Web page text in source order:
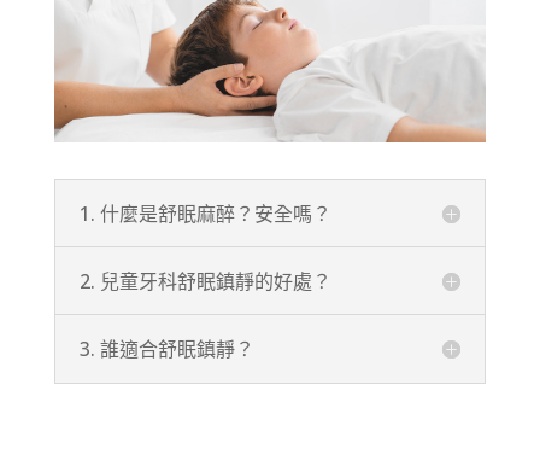
1. 什麼是舒眠麻醉？安全嗎？
2. 兒童牙科舒眠鎮靜的好處？
3. 誰適合舒眠鎮靜？